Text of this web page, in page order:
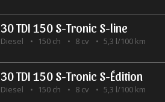
30 TDI 150 S-Tronic S-line
Diesel 150 ch 8 cv 5,3 l/100 km
30 TDI 150 S-Tronic S-Édition
Diesel 150 ch 8 cv 5,3 l/100 km